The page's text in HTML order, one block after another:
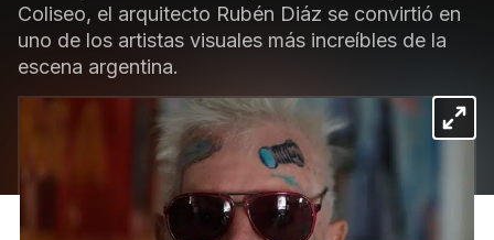
Coliseo, el arquitecto Rubén Diáz se convirtió en
uno de los artistas visuales más increíbles de la
escena argentina.